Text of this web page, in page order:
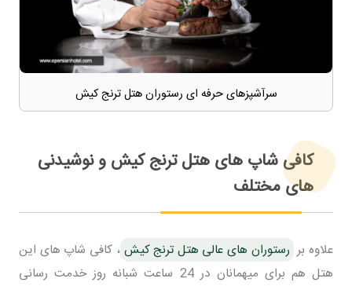
سرآشپزهای حرفه ای رستوران هتل ترنج کیش
کافی شاپ های هتل ترنج کیش و نوشیدنی
های مختلف
علاوه بر رستوران های عالی هتل ترنج کیش ، کافی شاپ های این
هتل هم برای میهمانان در 24 ساعت شبانه روز خدمت رسانی